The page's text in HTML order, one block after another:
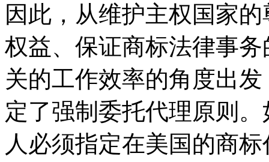
因此，从维护主权国家
权益、保证商标法律事
关的工作效率的角度出
定了强制委托代理原则
人必须指定在美国的商